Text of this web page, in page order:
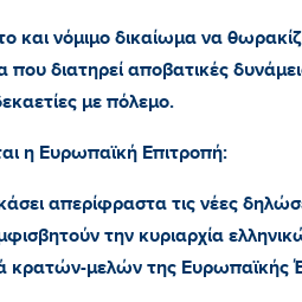
και νόμιμο δικαίωμα να
διατηρεί αποβατικές
με πόλεμο.
η Ευρωπαϊκή Επιτροπή:
απερίφραστα τις νέες
την κυριαρχία
κρατών-μελών της Ευρωπαϊκής